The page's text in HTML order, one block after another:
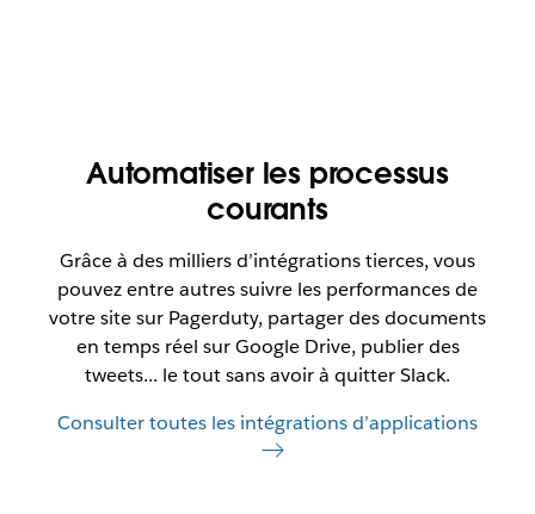
Automatiser les processus
courants
Grâce à des milliers d’intégrations tierces, vous
pouvez entre autres suivre les performances de
votre site sur Pagerduty, partager des documents
en temps réel sur Google Drive, publier des
tweets... le tout sans avoir à quitter Slack.
Consulter toutes les intégrations d’applications